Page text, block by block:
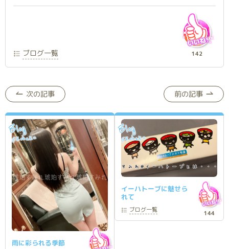
ブログ一覧 142
次の記事
Blog
@Kohaku
雨に彩られる季節
前の記事
Blog
@Kohaku
イーハトーブに魅せら
れて
ブログ一覧 144